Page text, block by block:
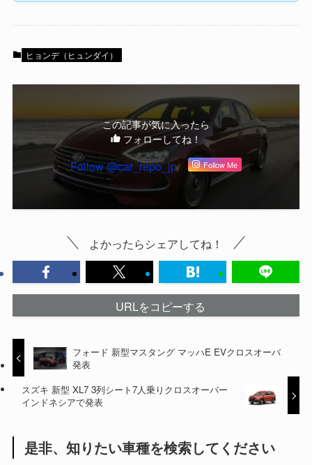
ヒョンデ（ヒュンダイ）
この記事が気に入ったら
フォローしてね！
Follow @car_repo_jp Follow Me
よかったらシェアしてね！
URLをコピーする
フォード 新型マスタング マッハE EVクロスオーバ
発表
スズキ 新型 XL7 3列シート7人乗りクロスオーバー
インドネシアで発表
是非、知りたい車種を検索してください